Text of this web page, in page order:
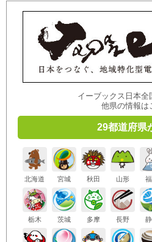
イーブックス日本全
他県の情報は
29都道府県
北海道 宮城 秋田 山形
栃木 茨城 多摩 長野